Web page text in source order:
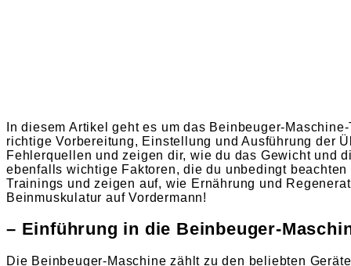
In diesem Artikel geht es um das Beinbeuger-
richtige Vorbereitung, Einstellung und Ausführung der
Fehlerquellen und zeigen dir, wie du das Gewicht und
ebenfalls wichtige Faktoren, die du unbedingt
Trainings und zeigen auf, wie Ernährung und
Beinmuskulatur auf Vordermann!
– Einführung in die Beinbeuger-
Die Beinbeuger-Maschine zählt zu den beliebten